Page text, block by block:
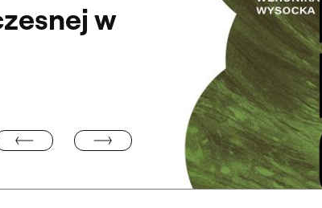
w
ART”
DIANA LELONEK NA SEA ART FESTIVAL 2025